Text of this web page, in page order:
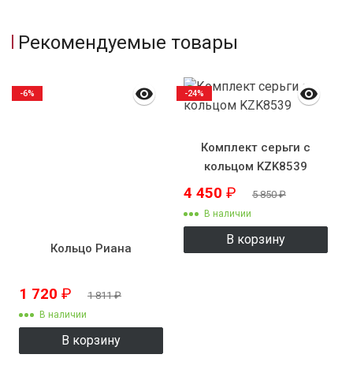
Рекомендуемые товары
Кольцо Риана
1 720 ₽ 1 811₽
В наличии
В корзину
-6%
Комплект серьги с
кольцом KZK8539
4 450 ₽ 5 850₽
В наличии
В корзину
-24%